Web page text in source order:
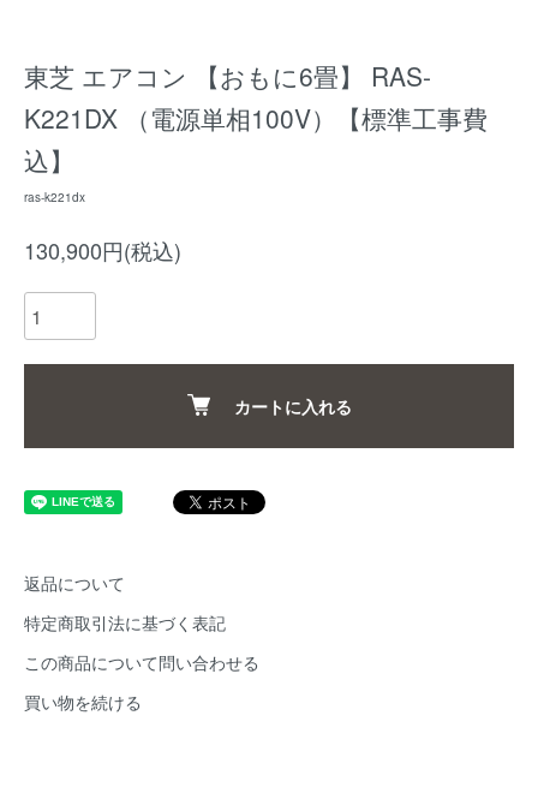
東芝 エアコン 【おもに6畳】 RAS-
K221DX （電源単相100V）【標準工事費
込】
ras-k221dx
130,900円(税込)
カートに入れる
返品について
特定商取引法に基づく表記
この商品について問い合わせる
買い物を続ける